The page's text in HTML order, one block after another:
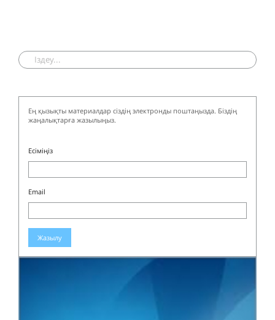
Ең қызықты материалдар сіздің электронды поштаңызда. Біздің
жаңалықтарға жазылыңыз.
Есіміңіз
Email
Жазылу